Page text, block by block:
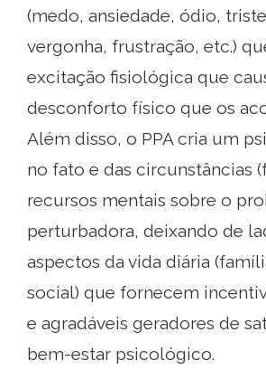
(medo, ansiedade, ódio,
vergonha, frustração, etc.)
excitação fisiológica que
desconforto físico que os
Além disso, o PPA cria um
no fato e das circunstâncias
recursos mentais sobre o
perturbadora, deixando de
aspectos da vida diária
social) que fornecem
e agradáveis ​​geradores de
bem-estar psicológico.